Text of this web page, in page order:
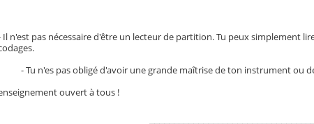
Il n'est pas nécessaire d'être un lecteur de partition. Tu peux simplement
- Tu n'es pas obligé d'avoir une grande maîtrise de ton instrument ou
ouvert à tous !